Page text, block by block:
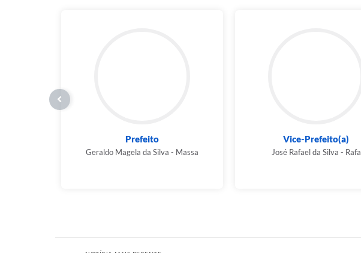
Prefeito
Geraldo Magela da Silva - Massa
Vice-Prefeito(a)
José Rafael da Silva - Rafa